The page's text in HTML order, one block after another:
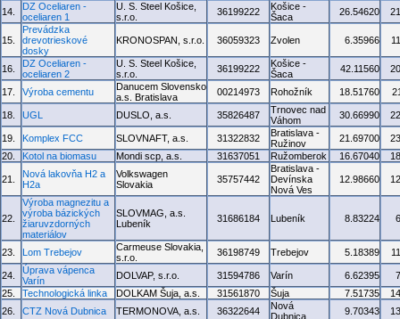
14.
DZ Oceliaren -
oceliaren 1
U. S. Steel Košice,
s.r.o.
36199222
Košice -
Šaca
26.54620
15.
Prevádzka
drevotrieskové
dosky
KRONOSPAN, s.r.o. 36059323 Zvolen 6.35966
16.
DZ Oceliaren -
oceliaren 2
U. S. Steel Košice,
s.r.o.
36199222
Košice -
Šaca
42.11560
17. Výroba cementu
Danucem Slovensko
a.s. Bratislava
00214973 Rohožník 18.51760
18. UGL DUSLO, a.s. 35826487
Trnovec nad
Váhom
30.66990
19. Komplex FCC SLOVNAFT, a.s. 31322832
Bratislava -
Ružinov
21.69700
20.
Kotol na biomasu Mondi scp, a.s. 31637051 Ružomberok 16.67040
21.
Nová lakovňa H2 a
H2a
Volkswagen
Slovakia
35757442
Bratislava -
Devínska
Nová Ves
12.98660
22.
Výroba magnezitu a
výroba bázických
žiaruvzdorných
materiálov
SLOVMAG, a.s.
Lubeník
31686184 Lubeník 8.83224
23. Lom Trebejov
Carmeuse Slovakia,
s.r.o.
36198749 Trebejov 5.18389
24.
Úprava vápenca
Varín
DOLVAP, s.r.o. 31594786 Varín 6.62395
25.
Technologická linka DOLKAM Šuja, a.s. 31561870 Šuja 7.51735
26.
CTZ Nová Dubnica TERMONOVA, a.s. 36322644
Nová
Dubnica
9.70343